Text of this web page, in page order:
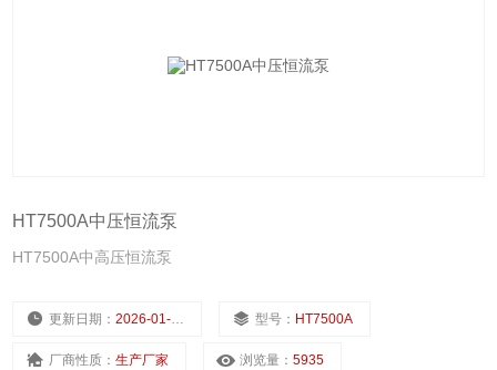
HT7500A中压恒流泵
HT7500A中高压恒流泵
更新日期：2026-01-14 型号： HT7500A
厂商性质：生产厂家 浏览量：5935